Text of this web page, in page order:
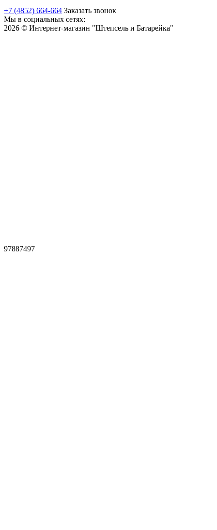
+7 (4852) 664-664 Заказать звонок
Мы в социальных сетях:
2026 © Интернет-магазин "Штепсель и Батарейка"
97887497